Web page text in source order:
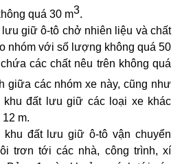
quá 30 m3.
giữ ô-tô chở nhiên liệu và chất
nhóm với số lượng không quá 50
các chất nêu trên không quá
giữa các nhóm xe này, cũng như
khu đất lưu giữ các loại xe khác
m.
khu đất lưu giữ ô-tô vận chuyển
trơn tới các nhà, công trình, xí